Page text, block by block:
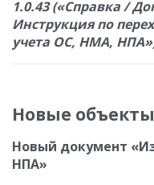
1.0.43 («Справка /
Инструкция по
учета ОС, НМА,
Новые объекты
Новый документ
НПА»